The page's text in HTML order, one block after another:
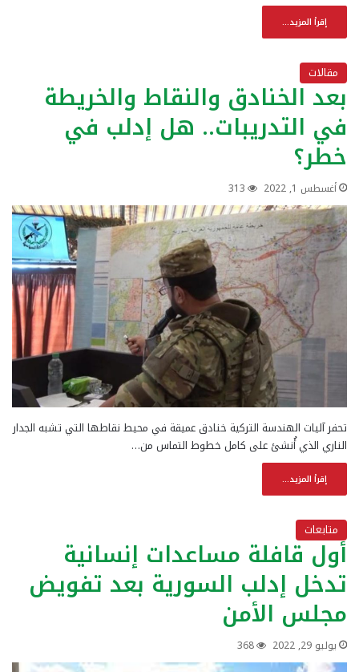
إقرأ المزيد...
مقالات
بعد الخنادق والنقاط والخريطة
في التدريبات.. هل إدلب في
خطر؟
أغسطس 1, 2022 313
تحفر آليات الهندسة التركية خنادق عميقة في محيط نقاطها التي تشبه الجدار
الناري الذي أُنشئ على كامل خطوط التماس من…
إقرأ المزيد...
متابعات
أول قافلة مساعدات إنسانية
تدخل إدلب السورية بعد تفويض
مجلس الأمن
يوليو 29, 2022 368